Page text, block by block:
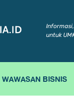
untuk
WAWASAN BISNIS